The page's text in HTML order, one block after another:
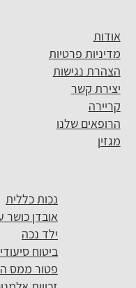
אודות
מדיניות פרטיות
הצהרת נגישות
יצירת קשר
קריירה
הרופאים שלנו
מגזין
נכות כללית
אובדן כושר
ילד נכה
ביטוח סיעודי
פטור ממס